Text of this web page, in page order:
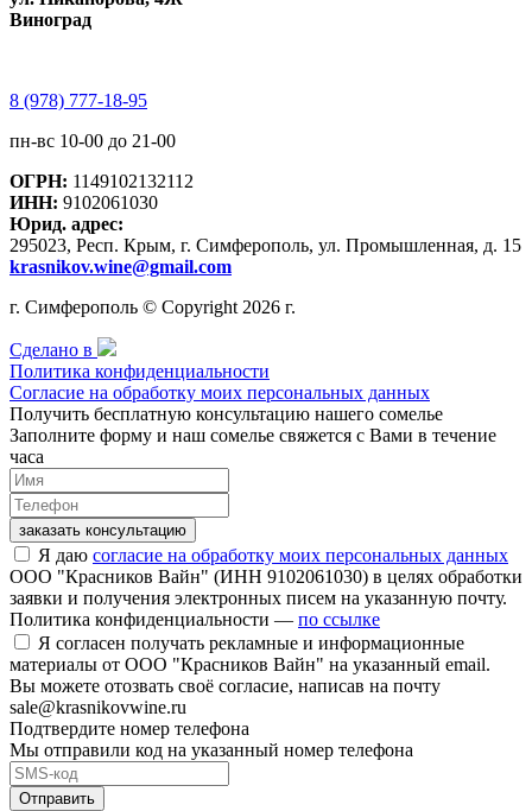
Виноград
8 (978) 777-18-95
пн-вс 10-00 до 21-00
ОГРН: 1149102132112
ИНН: 9102061030
Юрид. адрес:
295023, Респ. Крым, г. Симферополь, ул. Промышленная, д. 15
krasnikov.wine@gmail.com
г. Симферополь © Copyright 2026 г.
Сделано в
Политика конфиденциальности
Согласие на обработку моих персональных данных
Получить бесплатную консультацию нашего сомелье
Заполните форму и наш сомелье свяжется с Вами в течение
часа
заказать консультацию
Я даю согласие на обработку моих персональных данных
ООО "Красников Вайн" (ИНН 9102061030) в целях обработки
заявки и получения электронных писем на указанную почту.
Политика конфиденциальности — по ссылке
Я согласен получать рекламные и информационные
материалы от ООО "Красников Вайн" на указанный email.
Вы можете отозвать своё согласие, написав на почту
sale@krasnikovwine.ru
Подтвердите номер телефона
Мы отправили код на указанный номер телефона
Отправить